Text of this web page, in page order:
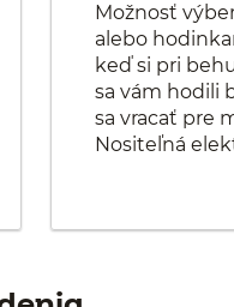
Možnosť
alebo
keď si pri
sa vám hodili
sa vracať pre
Nositeľná